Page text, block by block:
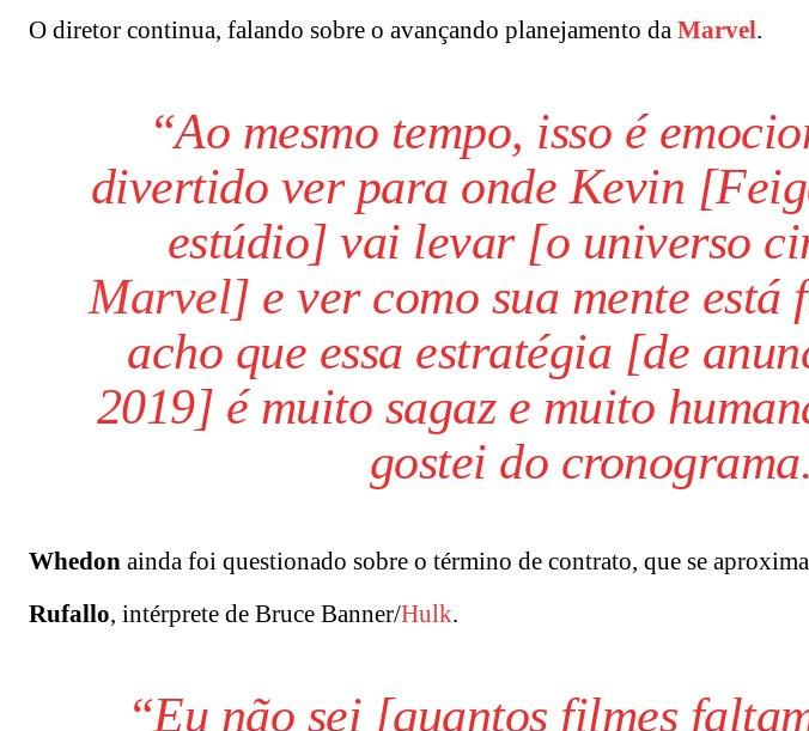
O diretor continua, falando sobre o avançando planejamento da Marvel.
“Ao mesmo tempo, isso é
divertido ver para onde Kevin
estúdio] vai levar [o universo
Marvel] e ver como sua mente está
acho que essa estratégia [de
2019] é muito sagaz e muito
gostei do
Whedon ainda foi questionado sobre o término de contrato, que se
Rufallo, intérprete de Bruce Banner/Hulk.
“Eu não sei [quantos filmes